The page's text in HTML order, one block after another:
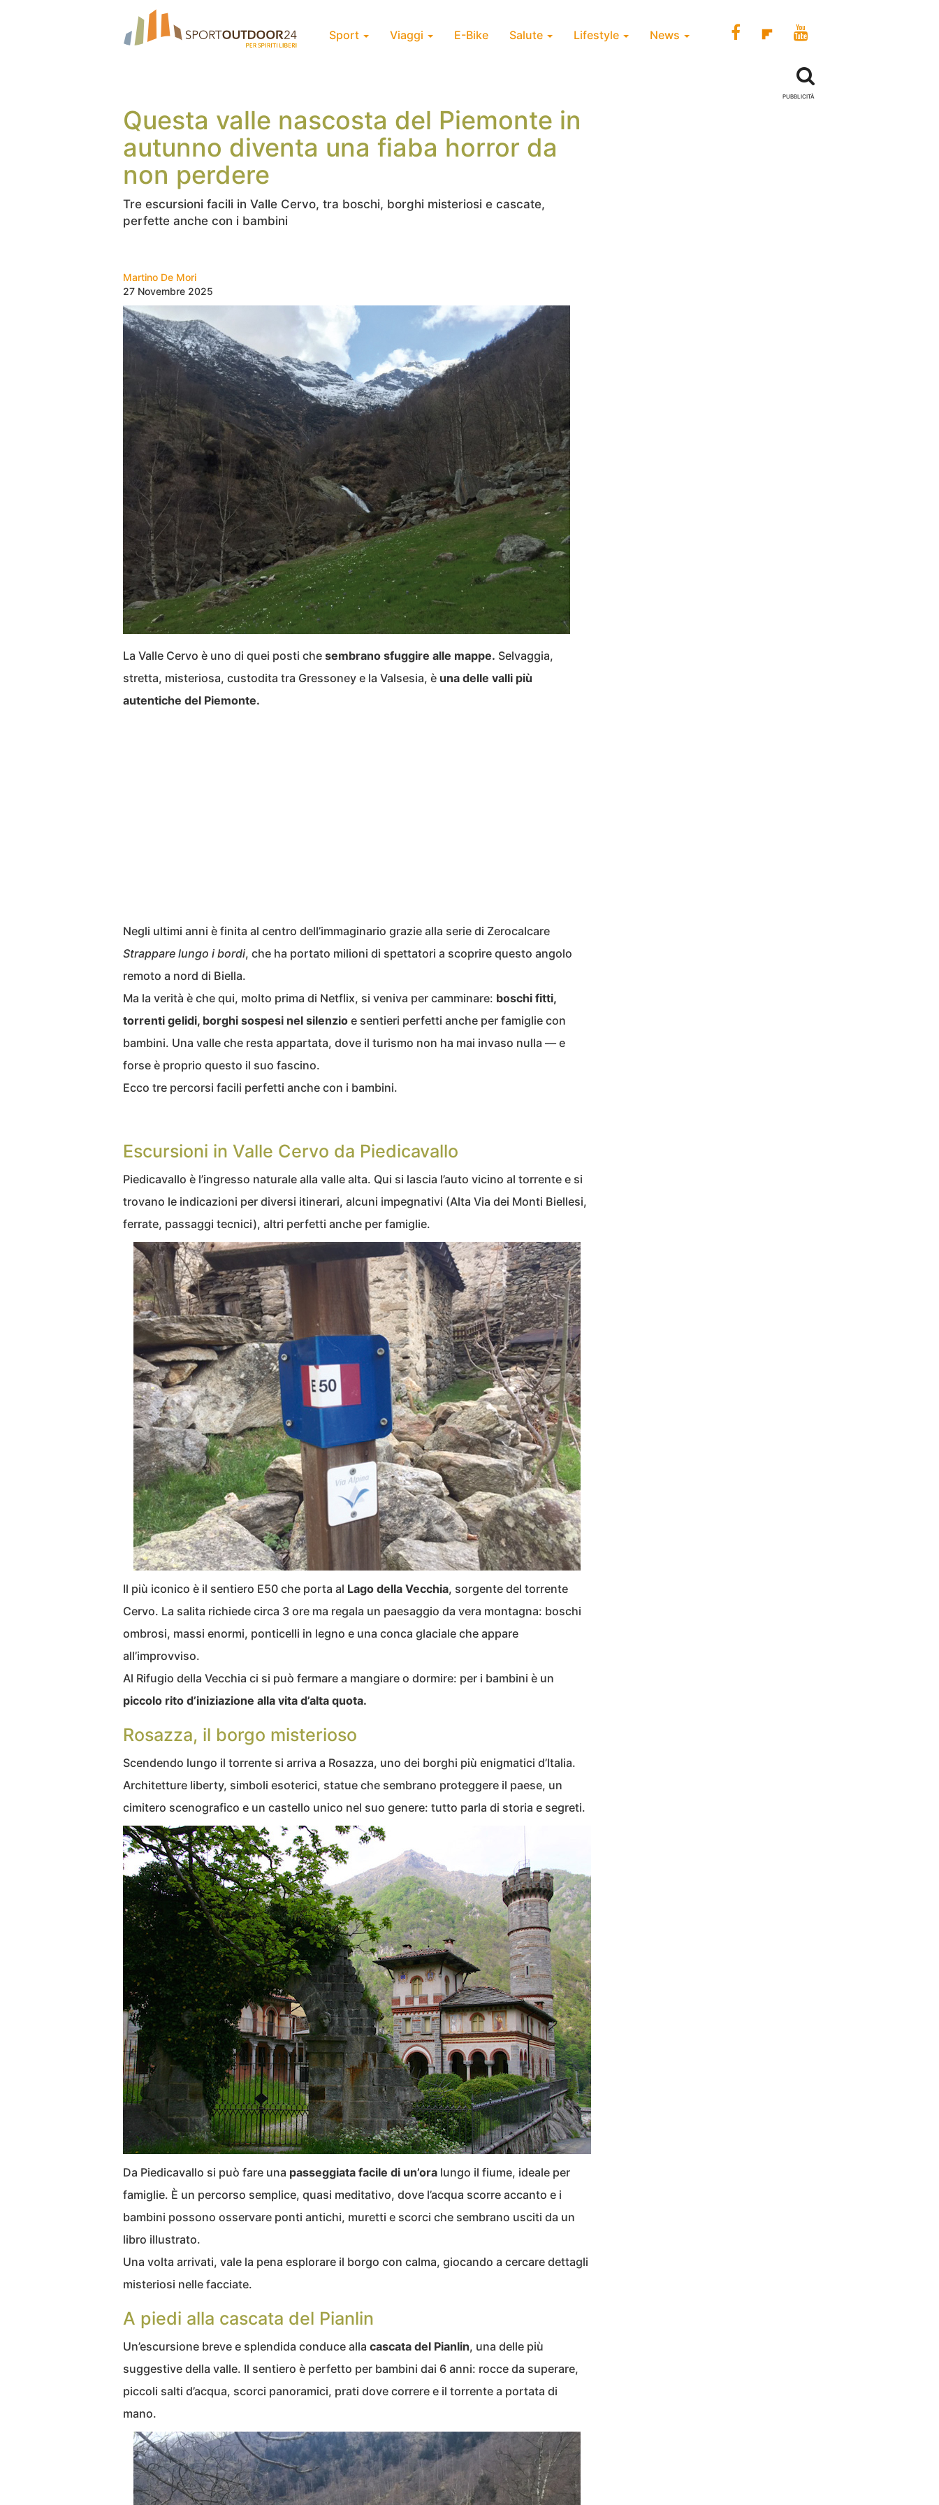
Sport Viaggi E-Bike Salute Lifestyle News
Questa valle nascosta del Piemonte in
autunno diventa una fiaba horror da
non perdere
Tre escursioni facili in Valle Cervo, tra boschi, borghi misteriosi e cascate,
perfette anche con i bambini
Martino De Mori
27 Novembre 2025
La Valle Cervo è uno di quei posti che sembrano sfuggire alle mappe. Selvaggia,
stretta, misteriosa, custodita tra Gressoney e la Valsesia, è una delle valli più
autentiche del Piemonte.
Negli ultimi anni è finita al centro dell’immaginario grazie alla serie di Zerocalcare
Strappare lungo i bordi, che ha portato milioni di spettatori a scoprire questo angolo
remoto a nord di Biella.
Ma la verità è che qui, molto prima di Netflix, si veniva per camminare: boschi fitti,
torrenti gelidi, borghi sospesi nel silenzio e sentieri perfetti anche per famiglie con
bambini. Una valle che resta appartata, dove il turismo non ha mai invaso nulla — e
forse è proprio questo il suo fascino.
Ecco tre percorsi facili perfetti anche con i bambini.
Escursioni in Valle Cervo da Piedicavallo
Piedicavallo è l’ingresso naturale alla valle alta. Qui si lascia l’auto vicino al torrente e si
trovano le indicazioni per diversi itinerari, alcuni impegnativi (Alta Via dei Monti Biellesi,
ferrate, passaggi tecnici), altri perfetti anche per famiglie.
Il più iconico è il sentiero E50 che porta al Lago della Vecchia, sorgente del torrente
Cervo. La salita richiede circa 3 ore ma regala un paesaggio da vera montagna: boschi
ombrosi, massi enormi, ponticelli in legno e una conca glaciale che appare
all’improvviso.
Al Rifugio della Vecchia ci si può fermare a mangiare o dormire: per i bambini è un
piccolo rito d’iniziazione alla vita d’alta quota.
Rosazza, il borgo misterioso
Scendendo lungo il torrente si arriva a Rosazza, uno dei borghi più enigmatici d’Italia.
Architetture liberty, simboli esoterici, statue che sembrano proteggere il paese, un
cimitero scenografico e un castello unico nel suo genere: tutto parla di storia e segreti.
Da Piedicavallo si può fare una passeggiata facile di un’ora lungo il fiume, ideale per
famiglie. È un percorso semplice, quasi meditativo, dove l’acqua scorre accanto e i
bambini possono osservare ponti antichi, muretti e scorci che sembrano usciti da un
libro illustrato.
Una volta arrivati, vale la pena esplorare il borgo con calma, giocando a cercare dettagli
misteriosi nelle facciate.
A piedi alla cascata del Pianlin
Un’escursione breve e splendida conduce alla cascata del Pianlin, una delle più
suggestive della valle. Il sentiero è perfetto per bambini dai 6 anni: rocce da superare,
piccoli salti d’acqua, scorci panoramici, prati dove correre e il torrente a portata di
mano.
PUBBLICITÀ